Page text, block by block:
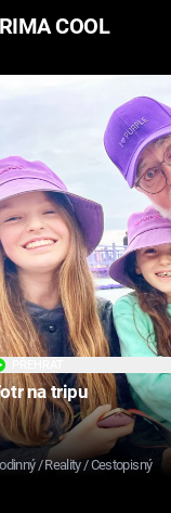
COOL
na tripu
/ Reality / Cestopisný